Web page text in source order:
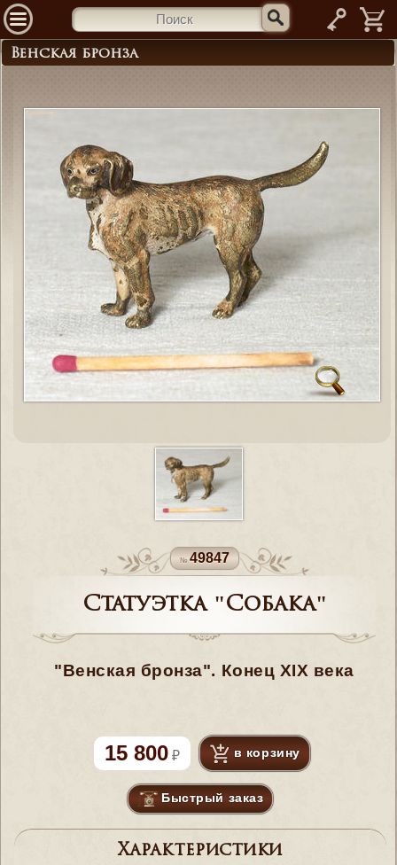
—
Венская бронза
49847
Статуэтка "Собака"
"Венская бронза". Конец XIX века
15 800 в корзину
Быстрый заказ
Характеристики